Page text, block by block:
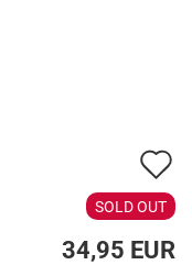
SOLD OUT
34,95 EUR